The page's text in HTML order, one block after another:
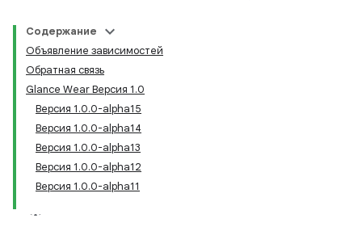
Содержание
Объявление зависимостей
Обратная связь
Glance Wear Версия 1.0
Версия 1.0.0-alpha15
Версия 1.0.0-alpha14
Версия 1.0.0-alpha13
Версия 1.0.0-alpha12
Версия 1.0.0-alpha11